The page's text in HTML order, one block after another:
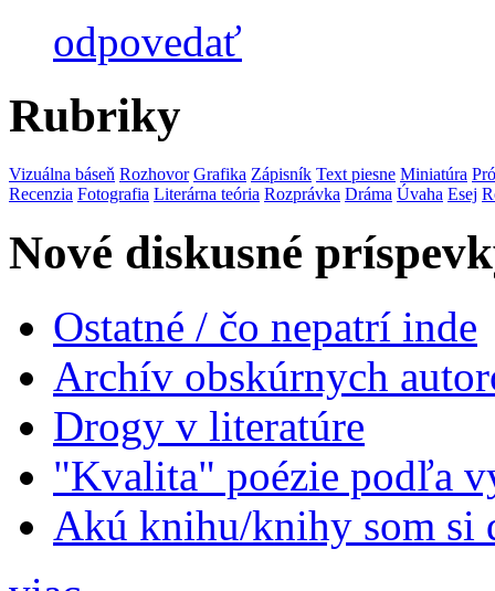
odpovedať
Rubriky
Vizuálna báseň Rozhovor Grafika Zápisník Text piesne Miniatúra
Recenzia Fotografia Literárna teória Rozprávka Dráma Úvaha Esej
Nové diskusné
Ostatné / čo nepatrí inde
Archív obskúrnych
Drogy v literatúre
"Kvalita" poézie podľa
Akú knihu/knihy som si